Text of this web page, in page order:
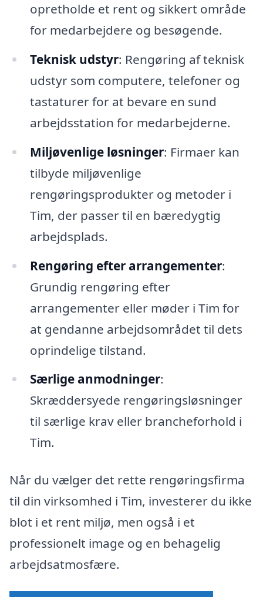
opretholde et rent og sikkert område
for medarbejdere og besøgende.
Teknisk udstyr: Rengøring af teknisk
udstyr som computere, telefoner og
tastaturer for at bevare en sund
arbejdsstation for medarbejderne.
Miljøvenlige løsninger: Firmaer kan
tilbyde miljøvenlige
rengøringsprodukter og metoder i
Tim, der passer til en bæredygtig
arbejdsplads.
Rengøring efter arrangementer:
Grundig rengøring efter
arrangementer eller møder i Tim for
at gendanne arbejdsområdet til dets
oprindelige tilstand.
Særlige anmodninger:
Skræddersyede rengøringsløsninger
til særlige krav eller brancheforhold i
Tim.
Når du vælger det rette rengøringsfirma
til din virksomhed i Tim, investerer du ikke
blot i et rent miljø, men også i et
professionelt image og en behagelig
arbejdsatmosfære.